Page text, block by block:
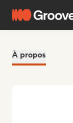
À propos